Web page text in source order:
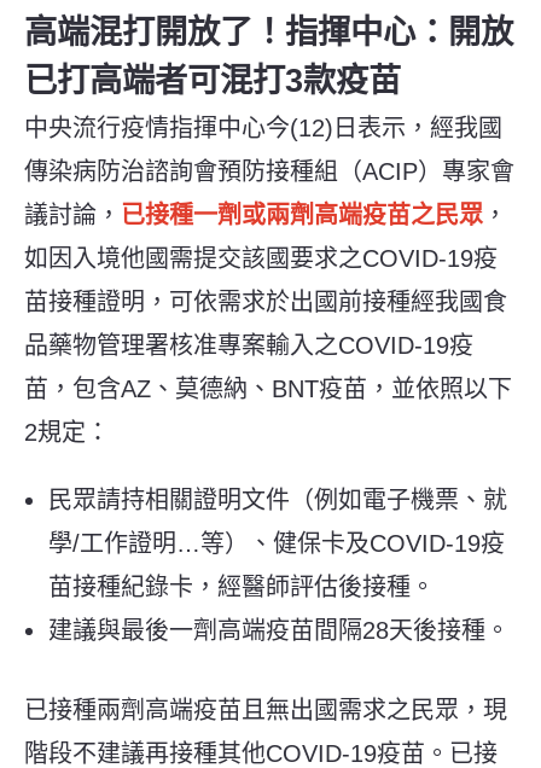
高端混打開放了！指揮中心：開放
已打高端者可混打3款疫苗
中央流行疫情指揮中心今(12)日表示，經我國
傳染病防治諮詢會預防接種組（ACIP）專家會
議討論， 已接種一劑或兩劑高端疫苗之民眾 ，
如因入境他國需提交該國要求之COVID-19疫
苗接種證明，可依需求於出國前接種經我國食
品藥物管理署核准專案輸入之COVID-19疫
苗，包含AZ、莫德納、BNT疫苗，並依照以下
2規定：
民眾請持相關證明文件（例如電子機票、就
學/工作證明…等）、健保卡及COVID-19疫
苗接種紀錄卡，經醫師評估後接種。
建議與最後一劑高端疫苗間隔28天後接種。
已接種兩劑高端疫苗且無出國需求之民眾，現
階段不建議再接種其他COVID-19疫苗。已接